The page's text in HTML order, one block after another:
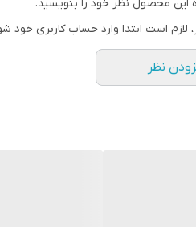
این محصول نظر خود را بنویسید.
لازم است ابتدا وارد حساب کاربری خود
نظر